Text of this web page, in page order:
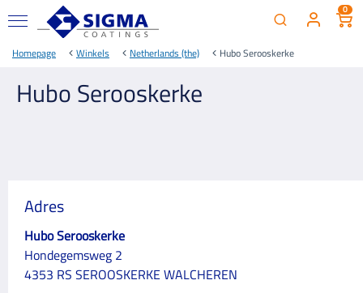
0
Homepage Winkels Netherlands (the) Hubo Serooskerke
Hubo Serooskerke
Adres
Hubo Serooskerke
Hondegemsweg 2
4353 RS SEROOSKERKE WALCHEREN